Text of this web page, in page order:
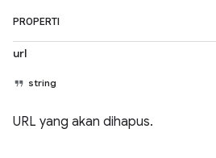
PROPERTI
url
string
URL yang akan dihapus.